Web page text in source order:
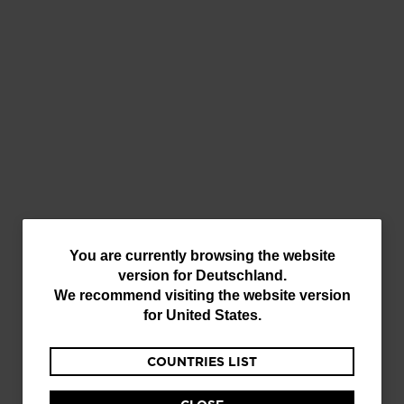
You
are
website
You are currently browsing the website
version for Deutschland .
We recommend visiting the website version
for United States.
COUNTRIES LIST
Zubehör
Ausrüstung